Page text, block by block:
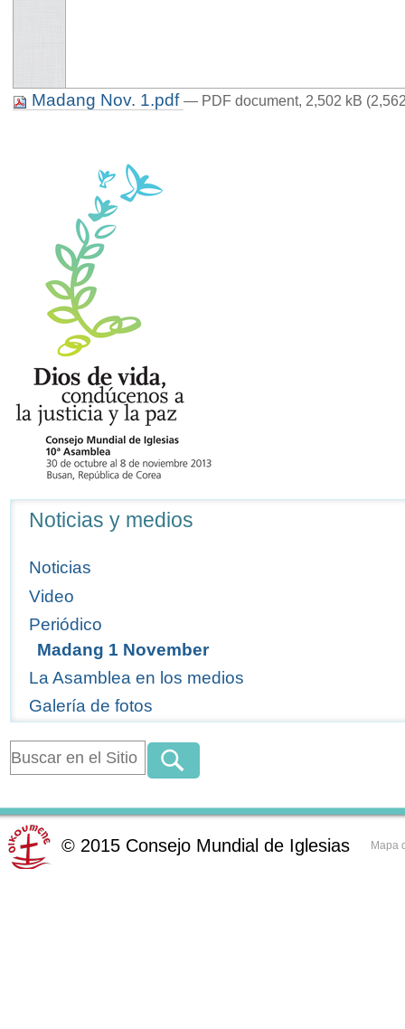
p. 2
Madang Nov. 1.pdf— PDF document, 2,502 kB
Noticias y medios
Noticias
Video
Periódico
Madang 1 November
La Asamblea en los medios
Galería de fotos
© 2015 Consejo Mundial de Iglesias Mapa